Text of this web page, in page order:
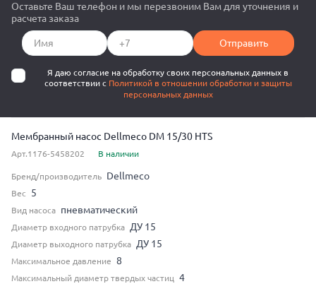
Оставьте Ваш телефон и мы перезвоним Вам для уточнения и
расчета заказа
Отправить
Я даю согласие на обработку своих персональных данных в
соответствии с Политикой в отношении обработки и защиты
персональных данных
Мембранный насос Dellmeco DM 15/30 HTS
Арт.1176-5458202 В наличии
Бренд/производитель Dellmeco
Вес 5
Вид насоса пневматический
Диаметр входного патрубка ДУ 15
Диаметр выходного патрубка ДУ 15
Максимальное давление 8
Максимальный диаметр твердых частиц 4